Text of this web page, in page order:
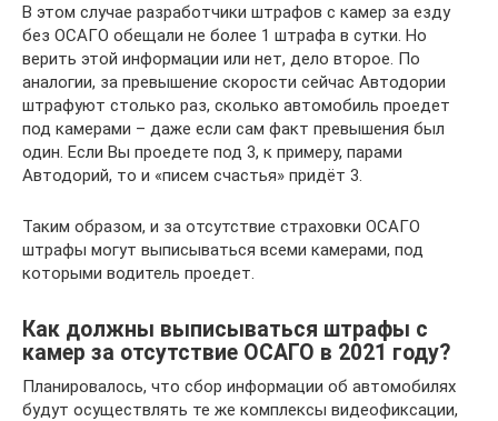
В этом случае разработчики штрафов с камер за езду
без ОСАГО обещали не более 1 штрафа в сутки. Но
верить этой информации или нет, дело второе. По
аналогии, за превышение скорости сейчас Автодории
штрафуют столько раз, сколько автомобиль проедет
под камерами – даже если сам факт превышения был
один. Если Вы проедете под 3, к примеру, парами
Автодорий, то и «писем счастья» придёт 3.
Таким образом, и за отсутствие страховки ОСАГО
штрафы могут выписываться всеми камерами, под
которыми водитель проедет.
Как должны выписываться штрафы с
камер за отсутствие ОСАГО в 2021 году?
Планировалось, что сбор информации об автомобилях
будут осуществлять те же комплексы видеофиксации,